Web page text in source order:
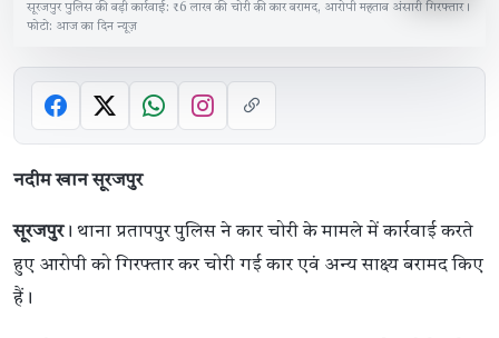
सूरजपुर पुलिस की बड़ी कार्रवाई: ₹6 लाख की चोरी की कार बरामद, आरोपी महताब अंसारी गिरफ्तार।
फोटो: आज का दिन न्यूज़
नदीम खान सूरजपुर
सूरजपुर। थाना प्रतापपुर पुलिस ने कार चोरी के मामले में कार्रवाई करते
हुए आरोपी को गिरफ्तार कर चोरी गई कार एवं अन्य साक्ष्य बरामद किए
हैं।